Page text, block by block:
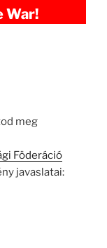
War!
meg
Föderáció
javaslatai: